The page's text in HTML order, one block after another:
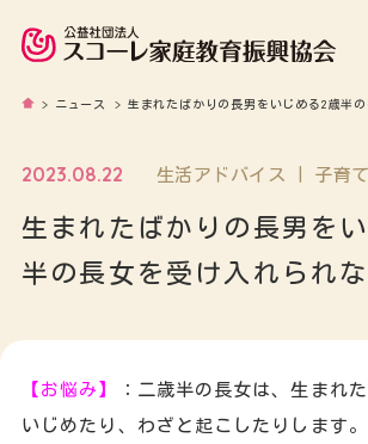
> ニュース > 生まれたばかりの長男をいじめる2歳半
2023.08.22 生活アドバイス | 子育
生まれたばかりの長男を
半の長女を受け入れられ
【お悩み】
：二歳半の長女は、生まれ
いじめたり、わざと起こしたりします